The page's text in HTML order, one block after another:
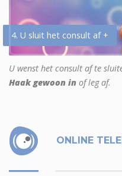
4. U sluit het consult af +
U wenst het consult af te
Haak gewoon in of leg af.
ONLINE